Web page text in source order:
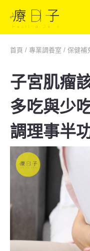
首頁 / 專業調養室 / 保健補
子宮肌瘤
多吃與少
調理事半